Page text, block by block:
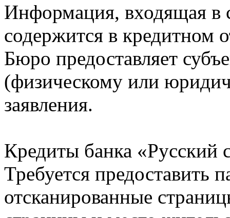
Информация, входящая в
содержится в кредитном
Бюро предоставляет
(физическому или
заявления.
Кредиты банка «Русский
Требуется предоставить
отсканированные